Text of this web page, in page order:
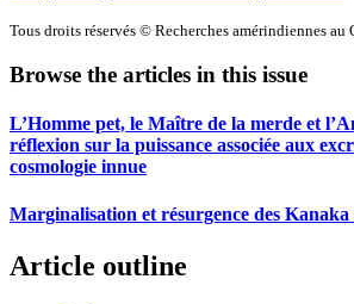
Tous droits réservés © Recherches amérindiennes au
Browse the articles in this issue
L’Homme pet, le Maître de la merde et
réflexion sur la puissance associée aux
cosmologie innue
Marginalisation et résurgence des
Article outline